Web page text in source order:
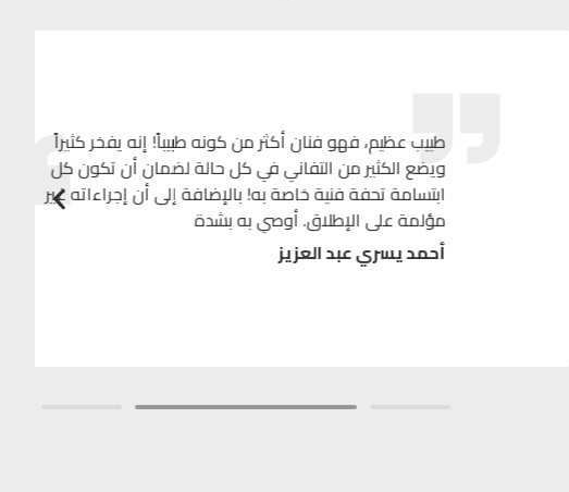
طبيب عظيم، فهو فنان أكثر من كونه طبيباً! إنه يفخر كثيراً
ويضع الكثير من التفاني في كل حالة لضمان أن تكون كل
ابتسامة تحفة فنية خاصة به! بالإضافة إلى أن إجراءاته غير
مؤلمة على الإطلاق. أوصي به بشدة
أحمد يسري عبد العزيز